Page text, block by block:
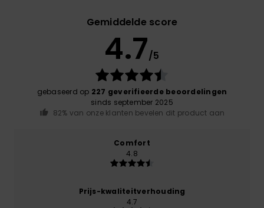
Gemiddelde score
4.7/5
gebaseerd op 227 geverifieerde beoordelingen
sinds september 2025
82% van onze klanten bevelen dit product aan
Comfort
4.8
Prijs-kwaliteitverhouding
4.7